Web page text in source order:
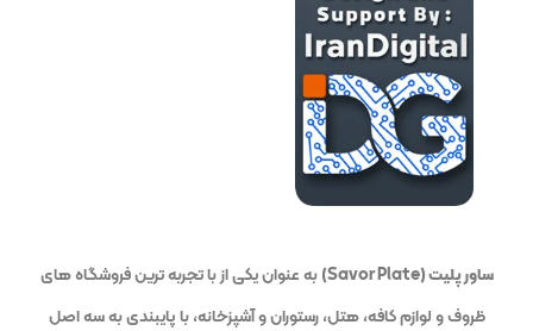
ساور پلیت (Savor Plate)
به عنوان یکی از با تجربه ترین فروشگاه های
ظروف و لوازم کافه، هتل، رستوران و آشپزخانه، با پایبندی به سه اصل